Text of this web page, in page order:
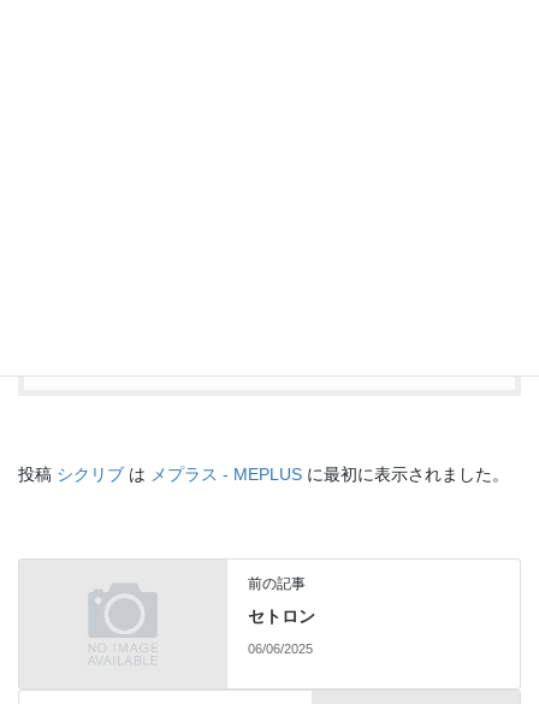
投稿 シクリブ は メプラス - MEPLUS に最初に表示されました。
前の記事
セトロン
06/06/2025